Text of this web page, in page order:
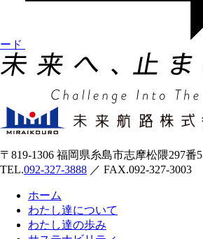
ード
〒819-1306 福岡県糸島市志摩松隈297番5
TEL.092-327-3888 ／ FAX.092-327-3003
ホーム
わたし達について
わたし達の歩み